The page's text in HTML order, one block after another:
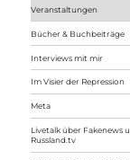
Veranstaltungen
Bücher & Buchbeiträge
Interviews mit mir
Im Visier der Repression
Meta
Livetalk über Fakenews
Russland.tv